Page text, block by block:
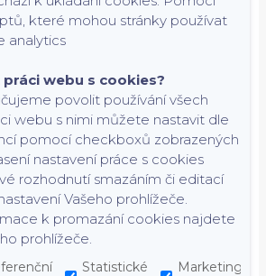
které mohou stránky používat
analytics
webu s cookies?
povolit používání všech
webu s nimi můžete nastavit dle
pomocí checkboxů zobrazených
nastavení práce s cookies
rozhodnutí smazáním či editací
Vašeho prohlížeče.
k promazání cookies najdete
prohlížeče.
Statistické Marketingové